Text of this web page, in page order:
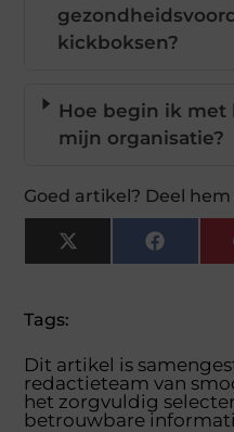
kickboksen?
Hoe begin ik met
mijn organisatie?
Goed artikel? Deel
X
(Twitter)
Tags:
Dit artikel is
redactieteam van
het zorgvuldig
betrouwbare